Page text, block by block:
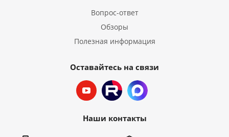
Вопрос-ответ
Обзоры
Полезная информация
Оставайтесь на связи
Наши контакты